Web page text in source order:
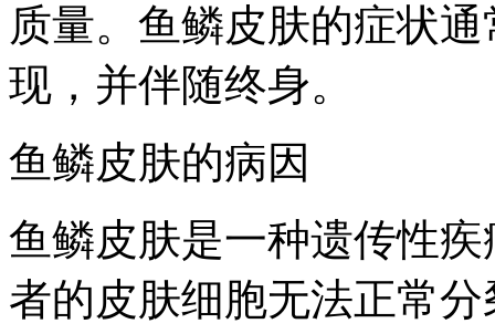
质量。鱼鳞皮肤的症状
现，并伴随终身。
鱼鳞皮肤的病因
鱼鳞皮肤是一种遗传性
者的皮肤细胞无法正常